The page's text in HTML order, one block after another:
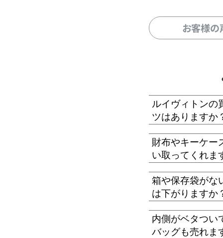
お客様
ルイヴィトンの
ツはありますか
財布やキーケー
い取ってくれま
箱や保存袋がな
は下がりますか
内側がベタつい
バッグも売れま